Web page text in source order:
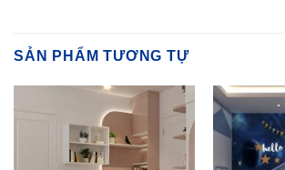
SẢN PHẨM TƯƠNG TỰ